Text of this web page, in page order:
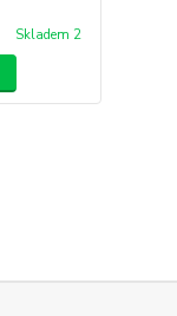
Skladem 2